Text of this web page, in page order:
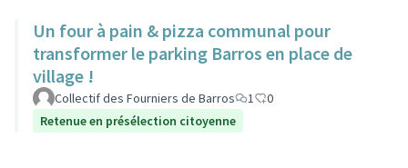
Un four à pain & pizza communal pour
transformer le parking Barros en place de
village !
Collectif des Fourniers de Barros 1
0
Retenue en présélection citoyenne